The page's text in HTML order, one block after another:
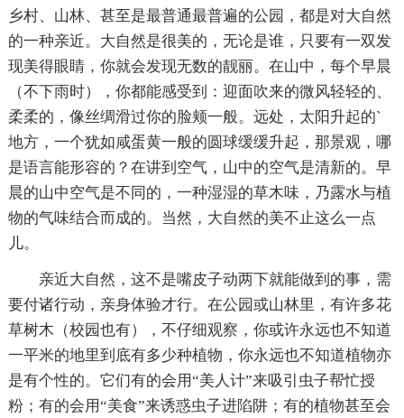
乡村、山林、甚至是最普通最普遍的公园，都是对大自然
的一种亲近。大自然是很美的，无论是谁，只要有一双发
现美得眼睛，你就会发现无数的靓丽。在山中，每个早晨
（不下雨时），你都能感受到：迎面吹来的微风轻轻的、
柔柔的，像丝绸滑过你的脸颊一般。远处，太阳升起的`
地方，一个犹如咸蛋黄一般的圆球缓缓升起，那景观，哪
是语言能形容的？在讲到空气，山中的空气是清新的。早
晨的山中空气是不同的，一种湿湿的草木味，乃露水与植
物的气味结合而成的。当然，大自然的美不止这么一点
儿。
亲近大自然，这不是嘴皮子动两下就能做到的事，需
要付诸行动，亲身体验才行。在公园或山林里，有许多花
草树木（校园也有），不仔细观察，你或许永远也不知道
一平米的地里到底有多少种植物，你永远也不知道植物亦
是有个性的。它们有的会用“美人计”来吸引虫子帮忙授
粉；有的会用“美食”来诱惑虫子进陷阱；有的植物甚至会